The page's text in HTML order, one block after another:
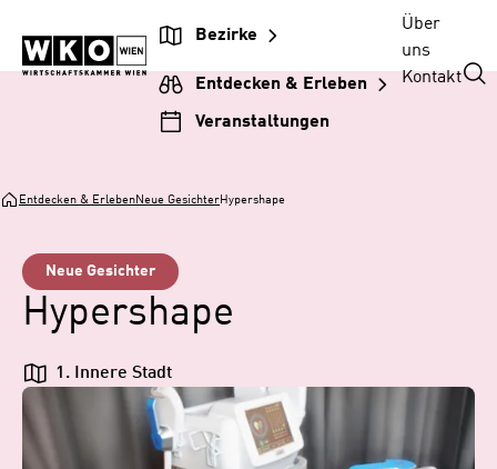
Inhalt
springen
Hauptnavigation
springen
Footer
springen
Bezirke
Entdecken & Erleben
Veranstaltungen
Über
uns
Kontakt
Entdecken & ErlebenNeue GesichterHypershape
Neue Gesichter
Hypershape
1. Innere Stadt